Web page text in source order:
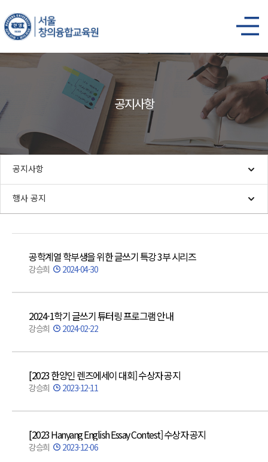
공지사항
공지사항
행사 공지
공학계열 학부생을 위한 글쓰기 특강 3부 시리즈
강승희 2024-04-30
2024-1학기 글쓰기 튜터링 프로그램 안내
강승희 2024-02-22
[2023 한양인 렌즈에세이 대회] 수상자 공지
강승희 2023-12-11
[2023 Hanyang English Essay Contest] 수상자 공지
강승희 2023-12-06